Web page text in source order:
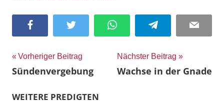
Facebook Twitter WhatsApp Telegram Email
Beitragsnavigation
Vorheriger Beitrag
Sündenvergebung
Nächster Beitrag
Wachse in der Gnade
WEITERE PREDIGTEN